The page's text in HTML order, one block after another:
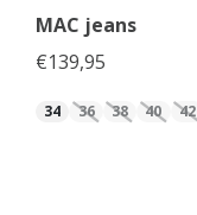
MAC jeans
€139,95
34 36 38 40 42